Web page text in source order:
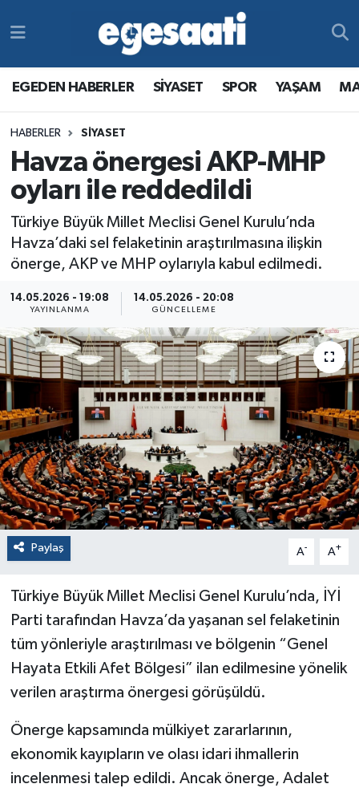
EGEDEN HABERLER SİYASET SPOR YAŞAM
HABERLER SİYASET
Havza önergesi AKP-MHP
oyları ile reddedildi
Türkiye Büyük Millet Meclisi Genel Kurulu’nda
Havza’daki sel felaketinin araştırılmasına ilişkin
önerge, AKP ve MHP oylarıyla kabul edilmedi.
14.05.2026 - 19:08
YAYINLANMA
14.05.2026 - 20:08
GÜNCELLEME
Paylaş A- A+
Türkiye Büyük Millet Meclisi Genel Kurulu’nda, İYİ
Parti tarafından Havza’da yaşanan sel felaketinin
tüm yönleriyle araştırılması ve bölgenin “Genel
Hayata Etkili Afet Bölgesi” ilan edilmesine yönelik
verilen araştırma önergesi görüşüldü.
Önerge kapsamında mülkiyet zararlarının,
ekonomik kayıpların ve olası idari ihmallerin
incelenmesi talep edildi. Ancak önerge, Adalet
MAGAZİN
RESMİ REKLAMLAR
YAŞAM
MAGAZİN
RESMİ REKLAMLAR
Egemax TV
Tüm Manşetler
Son Dakika Haberleri
Haber Arşivi